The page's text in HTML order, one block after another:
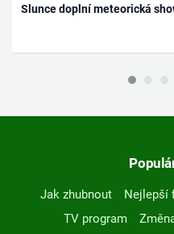
Slunce doplní meteorická
Jak zhubnout Nejlepší
TV program